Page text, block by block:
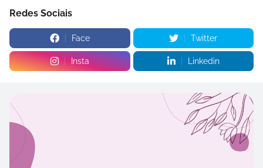
Redes Sociais
Face Twitter
Insta Linkedin